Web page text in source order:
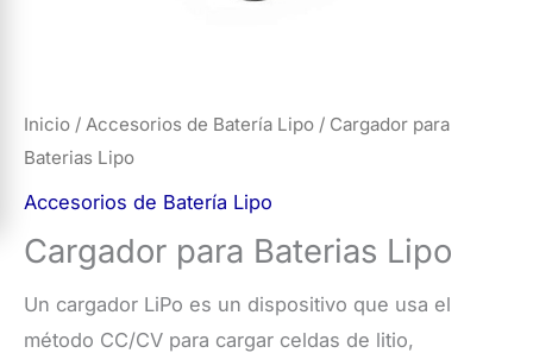
Inicio / Accesorios de Batería Lipo / Cargador para
Baterias Lipo
Accesorios de Batería Lipo
Cargador para Baterias Lipo
Un cargador LiPo es un dispositivo que usa el
método CC/CV para cargar celdas de litio,